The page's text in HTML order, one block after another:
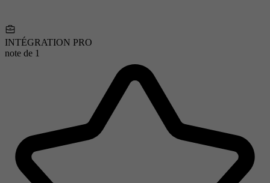
INTÉGRATION PRO
note de 1